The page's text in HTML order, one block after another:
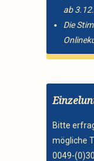
ab
Die
Bitte
mögliche
0049-